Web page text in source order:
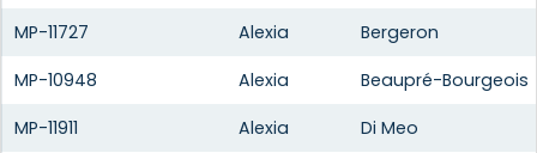
MP-11727
Alexia
Bergeron
MP-10948
Alexia
Beaupré-Bourgeois
MP-11911
Alexia
Di Meo